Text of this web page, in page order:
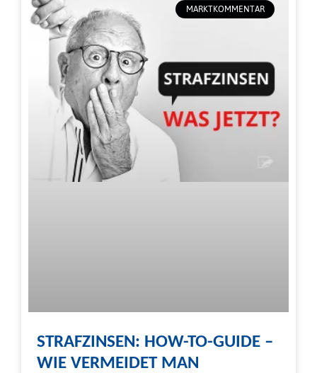
MARKTKOMMENTAR
STRAFZINSEN: HOW-TO-GUIDE –
WIE VERMEIDET MAN